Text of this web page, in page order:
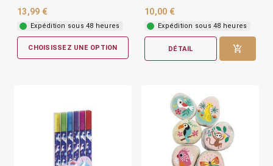
13,99 €
Expédition sous 48 heures
CHOISISSEZ UNE OPTION
10,00 €
Expédition sous 48 heures
DÉTAIL